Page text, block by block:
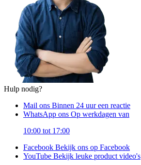
Hulp nodig?
Mail ons Binnen 24 uur een reactie
WhatsApp ons Op werkdagen van
10:00 tot 17:00
Facebook Bekijk ons op Facebook
YouTube Bekijk leuke product video's